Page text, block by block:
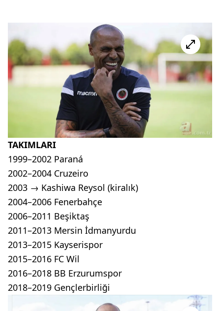
TAKIMLARI
1999–2002 Paraná
2002–2004 Cruzeiro
2003 → Kashiwa Reysol (kiralık)
2004–2006 Fenerbahçe
2006–2011 Beşiktaş
2011–2013 Mersin İdmanyurdu
2013–2015 Kayserispor
2015–2016 FC Wil
2016–2018 BB Erzurumspor
2018–2019 Gençlerbirliği